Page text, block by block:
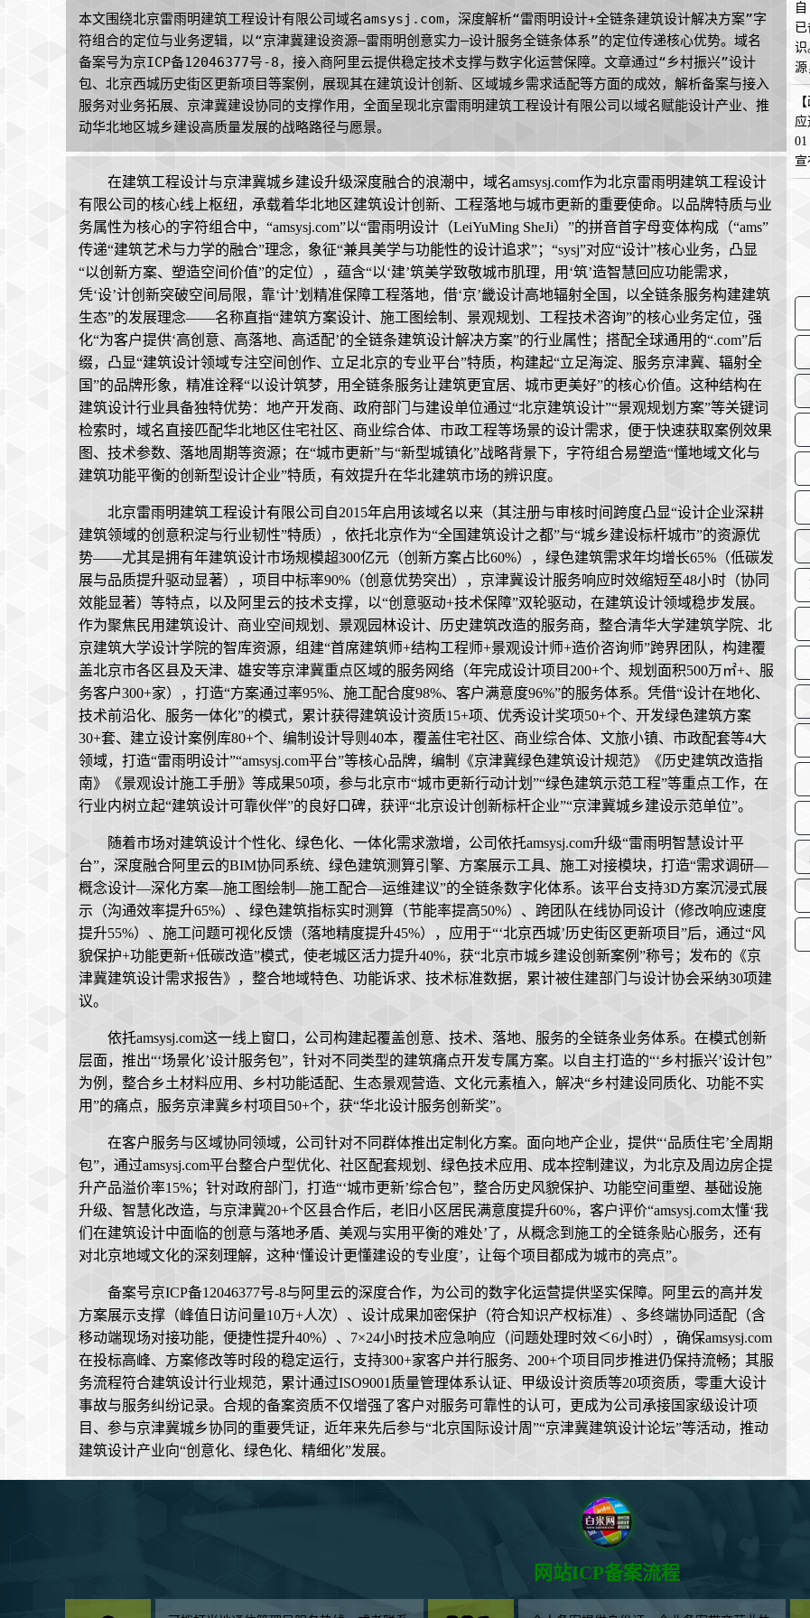
本文围绕北京雷雨明建筑工程设计有限公司域名amsysj.com，深度解析“雷雨明设计+全链条建筑设计解决方案”字
符组合的定位与业务逻辑，以“京津冀建设资源—雷雨明创意实力—设计服务全链条体系”的定位传递核心优势。域名
备案号为京ICP备12046377号-8，接入商阿里云提供稳定技术支撑与数字化运营保障。文章通过“乡村振兴”设计
包、北京西城历史街区更新项目等案例，展现其在建筑设计创新、区域城乡需求适配等方面的成效，解析备案与接入
服务对业务拓展、京津冀建设协同的支撑作用，全面呈现北京雷雨明建筑工程设计有限公司以域名赋能设计产业、推
动华北地区城乡建设高质量发展的战略路径与愿景。
在建筑工程设计与京津冀城乡建设升级深度融合的浪潮中，域名amsysj.com作为北京雷雨明建筑工程设计
有限公司的核心线上枢纽，承载着华北地区建筑设计创新、工程落地与城市更新的重要使命。以品牌特质与业
务属性为核心的字符组合中，“amsysj.com”以“雷雨明设计（LeiYuMing SheJi）”的拼音首字母变体构成（“ams”
传递“建筑艺术与力学的融合”理念，象征“兼具美学与功能性的设计追求”；“sysj”对应“设计”核心业务，凸显
“以创新方案、塑造空间价值”的定位），蕴含“以‘建’筑美学致敬城市肌理，用‘筑’造智慧回应功能需求，
凭‘设’计创新突破空间局限，靠‘计’划精准保障工程落地，借‘京’畿设计高地辐射全国，以全链条服务构建建筑
生态”的发展理念——名称直指“建筑方案设计、施工图绘制、景观规划、工程技术咨询”的核心业务定位，强
化“为客户提供‘高创意、高落地、高适配’的全链条建筑设计解决方案”的行业属性；搭配全球通用的“.com”后
缀，凸显“建筑设计领域专注空间创作、立足北京的专业平台”特质，构建起“立足海淀、服务京津冀、辐射全
国”的品牌形象，精准诠释“以设计筑梦，用全链条服务让建筑更宜居、城市更美好”的核心价值。这种结构在
建筑设计行业具备独特优势：地产开发商、政府部门与建设单位通过“北京建筑设计”“景观规划方案”等关键词
检索时，域名直接匹配华北地区住宅社区、商业综合体、市政工程等场景的设计需求，便于快速获取案例效果
图、技术参数、落地周期等资源；在“城市更新”与“新型城镇化”战略背景下，字符组合易塑造“懂地域文化与
建筑功能平衡的创新型设计企业”特质，有效提升在华北建筑市场的辨识度。
北京雷雨明建筑工程设计有限公司自2015年启用该域名以来（其注册与审核时间跨度凸显“设计企业深耕
建筑领域的创意积淀与行业韧性”特质），依托北京作为“全国建筑设计之都”与“城乡建设标杆城市”的资源优
势——尤其是拥有年建筑设计市场规模超300亿元（创新方案占比60%），绿色建筑需求年均增长65%（低碳发
展与品质提升驱动显著），项目中标率90%（创意优势突出），京津冀设计服务响应时效缩短至48小时（协同
效能显著）等特点，以及阿里云的技术支撑，以“创意驱动+技术保障”双轮驱动，在建筑设计领域稳步发展。
作为聚焦民用建筑设计、商业空间规划、景观园林设计、历史建筑改造的服务商，整合清华大学建筑学院、北
京建筑大学设计学院的智库资源，组建“首席建筑师+结构工程师+景观设计师+造价咨询师”跨界团队，构建覆
盖北京市各区县及天津、雄安等京津冀重点区域的服务网络（年完成设计项目200+个、规划面积500万㎡+、服
务客户300+家），打造“方案通过率95%、施工配合度98%、客户满意度96%”的服务体系。凭借“设计在地化、
技术前沿化、服务一体化”的模式，累计获得建筑设计资质15+项、优秀设计奖项50+个、开发绿色建筑方案
30+套、建立设计案例库80+个、编制设计导则40本，覆盖住宅社区、商业综合体、文旅小镇、市政配套等4大
领域，打造“雷雨明设计”“amsysj.com平台”等核心品牌，编制《京津冀绿色建筑设计规范》《历史建筑改造指
南》《景观设计施工手册》等成果50项，参与北京市“城市更新行动计划”“绿色建筑示范工程”等重点工作，在
行业内树立起“建筑设计可靠伙伴”的良好口碑，获评“北京设计创新标杆企业”“京津冀城乡建设示范单位”。
随着市场对建筑设计个性化、绿色化、一体化需求激增，公司依托amsysj.com升级“雷雨明智慧设计平
台”，深度融合阿里云的BIM协同系统、绿色建筑测算引擎、方案展示工具、施工对接模块，打造“需求调研—
概念设计—深化方案—施工图绘制—施工配合—运维建议”的全链条数字化体系。该平台支持3D方案沉浸式展
示（沟通效率提升65%）、绿色建筑指标实时测算（节能率提高50%）、跨团队在线协同设计（修改响应速度
提升55%）、施工问题可视化反馈（落地精度提升45%），应用于“‘北京西城’历史街区更新项目”后，通过“风
貌保护+功能更新+低碳改造”模式，使老城区活力提升40%，获“北京市城乡建设创新案例”称号；发布的《京
津冀建筑设计需求报告》，整合地域特色、功能诉求、技术标准数据，累计被住建部门与设计协会采纳30项建
议。
依托amsysj.com这一线上窗口，公司构建起覆盖创意、技术、落地、服务的全链条业务体系。在模式创新
层面，推出“‘场景化’设计服务包”，针对不同类型的建筑痛点开发专属方案。以自主打造的“‘乡村振兴’设计包”
为例，整合乡土材料应用、乡村功能适配、生态景观营造、文化元素植入，解决“乡村建设同质化、功能不实
用”的痛点，服务京津冀乡村项目50+个，获“华北设计服务创新奖”。
在客户服务与区域协同领域，公司针对不同群体推出定制化方案。面向地产企业，提供“‘品质住宅’全周期
包”，通过amsysj.com平台整合户型优化、社区配套规划、绿色技术应用、成本控制建议，为北京及周边房企提
升产品溢价率15%；针对政府部门，打造“‘城市更新’综合包”，整合历史风貌保护、功能空间重塑、基础设施
升级、智慧化改造，与京津冀20+个区县合作后，老旧小区居民满意度提升60%，客户评价“amsysj.com太懂‘我
们在建筑设计中面临的创意与落地矛盾、美观与实用平衡的难处’了，从概念到施工的全链条贴心服务，还有
对北京地域文化的深刻理解，这种‘懂设计更懂建设的专业度’，让每个项目都成为城市的亮点”。
备案号京ICP备12046377号-8与阿里云的深度合作，为公司的数字化运营提供坚实保障。阿里云的高并发
方案展示支撑（峰值日访问量10万+人次）、设计成果加密保护（符合知识产权标准）、多终端协同适配（含
移动端现场对接功能，便捷性提升40%）、7×24小时技术应急响应（问题处理时效＜6小时），确保amsysj.com
在投标高峰、方案修改等时段的稳定运行，支持300+家客户并行服务、200+个项目同步推进仍保持流畅；其服
务流程符合建筑设计行业规范，累计通过ISO9001质量管理体系认证、甲级设计资质等20项资质，零重大设计
事故与服务纠纷记录。合规的备案资质不仅增强了客户对服务可靠性的认可，更成为公司承接国家级设计项
目、参与京津冀城乡协同的重要凭证，近年来先后参与“北京国际设计周”“京津冀建筑设计论坛”等活动，推动
建筑设计产业向“创意化、绿色化、精细化”发展。
识
源
在
宣
网站ICP备案流程